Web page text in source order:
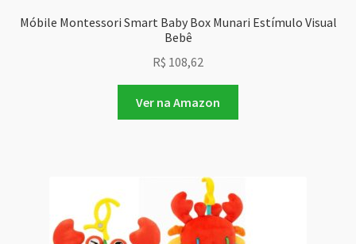
Móbile Montessori Smart Baby Box Munari Estímulo Visual
Bebê
R$ 108,62
Ver na Amazon